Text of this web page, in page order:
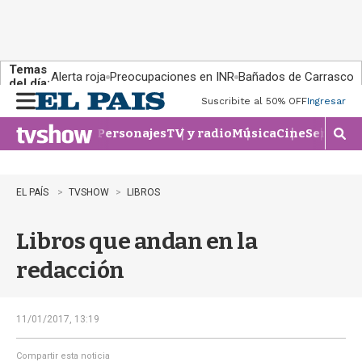
Temas
del día:Alerta roja Preocupaciones en INR Bañados de Carrasco
n
u
Suscribite al 50% OFFIngresar
PersonajesTV y radioMúsicaCineSeries
M
o
e
EL PAÍS TVSHOW LIBROS
Libros que andan en la
redacción
11/01/2017, 13:19
Compartir esta noticia